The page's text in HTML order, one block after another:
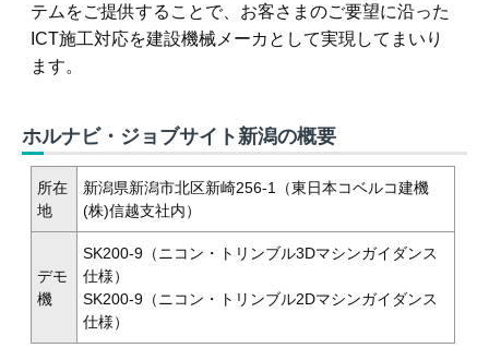
テムをご提供することで、お客さまのご要望に沿った
ICT施工対応を建設機械メーカとして実現してまいり
ます。
ホルナビ・ジョブサイト新潟の概要
所在
地
新潟県新潟市北区新崎256-1（東日本コベルコ建機
(株)信越支社内）
デモ
機
SK200-9（ニコン・トリンブル3Dマシンガイダンス
仕様）
SK200-9（ニコン・トリンブル2Dマシンガイダンス
仕様）